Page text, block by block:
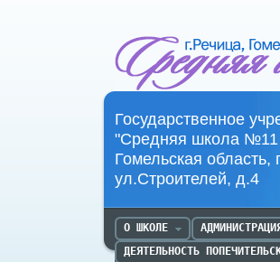
Государственное
"Средняя школа №11
Гомельская область,
ул.Строителей, д.4
О ШКОЛЕ АДМИНИСТРАЦИЯ
ДЕЯТЕЛЬНОСТЬ